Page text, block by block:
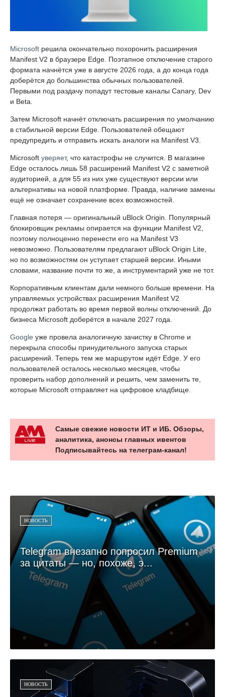
Microsoft решила окончательно похоронить расширения
Manifest V2 в браузере Edge. Поэтапное отключение старого
формата начнётся уже в августе 2026 года, а до конца года
доберётся до большинства обычных пользователей.
Первыми под раздачу попадут тестовые каналы Canary, Dev
и Beta.
Затем Microsoft начнёт отключать расширения по умолчанию
в стабильной версии Edge. Пользователей обещают
предупредить и отправить искать аналоги на Manifest V3.
Microsoft уверяет, что катастрофы не случится. В магазине
Edge осталось лишь 58 расширений Manifest V2 с заметной
аудиторией, а для 55 из них уже существуют версии или
альтернативы на новой платформе. Правда, наличие замены
ещё не означает сохранение всех возможностей.
Главная потеря — оригинальный uBlock Origin. Популярный
блокировщик рекламы опирается на функции Manifest V2,
поэтому полноценно перенести его на Manifest V3
невозможно. Пользователям предлагают uBlock Origin Lite,
но по возможностям он уступает старшей версии. Иными
словами, название почти то же, а инструментарий уже не тот.
Корпоративным клиентам дали немного больше времени. На
управляемых устройствах расширения Manifest V2
продолжат работать во время первой волны отключений. До
бизнеса Microsoft доберётся в начале 2027 года.
Google уже провела аналогичную зачистку в Chrome и
перекрыла способы принудительного запуска старых
расширений. Теперь тем же маршрутом идёт Edge. У его
пользователей осталось несколько месяцев, чтобы
проверить набор дополнений и решить, чем заменить те,
которые Microsoft отправляет на цифровое кладбище.
Самые свежие новости ИТ и ИБ. Обзоры,
аналитика, анонсы главных ивентов
Подписывайтесь на телеграм-канал!
НОВОСТЬ
Telegram внезапно попросил Premium
за цитаты — но, похоже, э...
НОВОСТЬ